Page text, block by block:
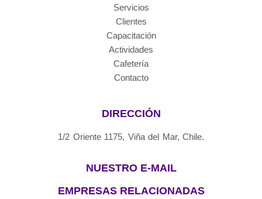
Servicios
Clientes
Capacitación
Actividades
Cafetería
Contacto
DIRECCIÓN
1/2 Oriente 1175, Viña del Mar, Chile.
NUESTRO E-MAIL
EMPRESAS RELACIONADAS